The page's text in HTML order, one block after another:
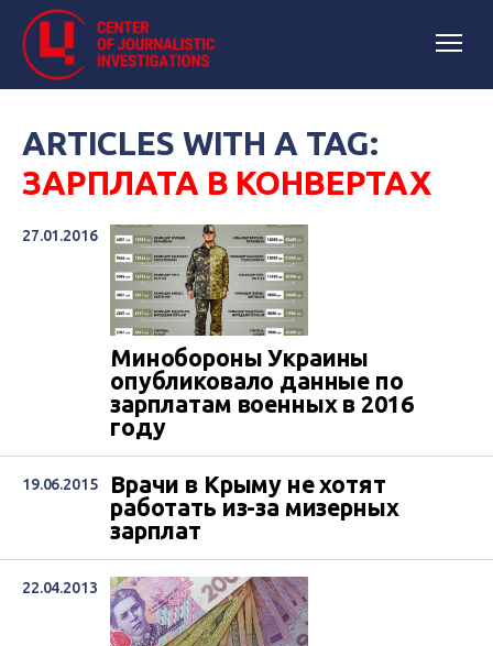
ARTICLES WITH A TAG:
ЗАРПЛАТА В КОНВЕРТАХ
27.01.2016
Минобороны Украины
опубликовало данные по
зарплатам военных в 2016
году
19.06.2015
Врачи в Крыму не хотят
работать из-за мизерных
зарплат
22.04.2013